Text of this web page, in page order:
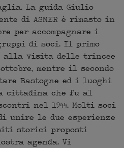
La guida Giulio
di ASMER è rimasto in
per accompagnare i
di soci. Il primo
alla visita delle trincee
mentre il secondo
Bastogne ed i luoghi
cittadina che fu al
nel 1944. Molti soci
unire le due esperienze
storici proposti
agenda. Vi